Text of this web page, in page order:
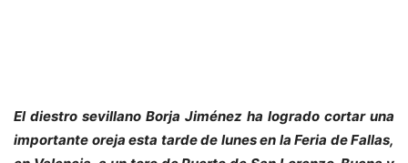
El diestro sevillano Borja Jiménez ha logrado cortar una
importante oreja esta tarde de lunes en la Feria de Fallas,